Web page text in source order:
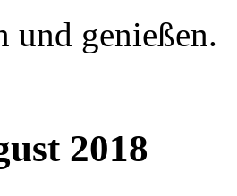
und genießen.
2018